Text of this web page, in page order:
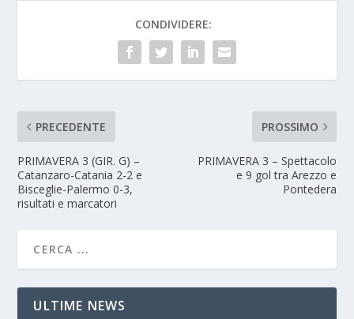
CONDIVIDERE:
PRECEDENTE
PRIMAVERA 3 (GIR. G) –
Catanzaro-Catania 2-2 e
Bisceglie-Palermo 0-3,
risultati e marcatori
PROSSIMO
PRIMAVERA 3 – Spettacolo
e 9 gol tra Arezzo e
Pontedera
ULTIME NEWS